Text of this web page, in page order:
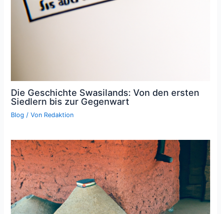
Die Geschichte Swasilands: Von den ersten
Siedlern bis zur Gegenwart
Blog / Von Redaktion